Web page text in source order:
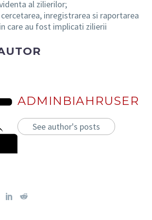
al zilierilor;
cercetarea, inregistrarea si raportarea
care au fost implicati zilierii
ADMINBIAHRUSER
See author's posts